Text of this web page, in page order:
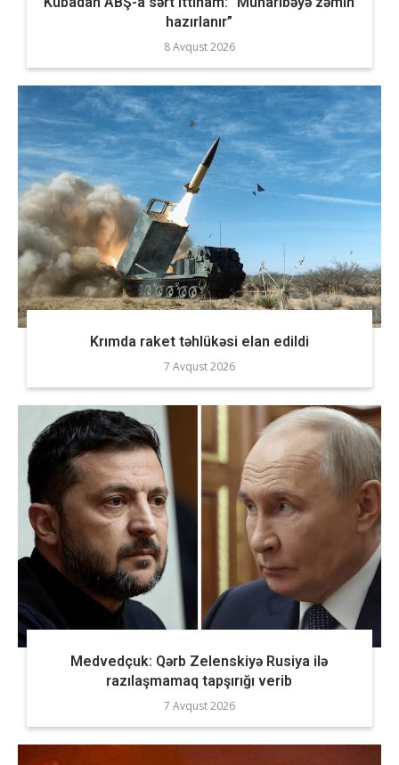
hazırlanır”
8 Avqust 2026
Krımda raket təhlükəsi elan edildi
7 Avqust 2026
Medvedçuk: Qərb Zelenskiyə Rusiya ilə
razılaşmamaq tapşırığı verib
7 Avqust 2026